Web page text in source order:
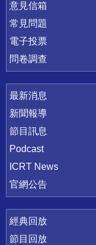
意見信箱
常見問題
電子投票
問卷調查
最新消息
新聞報導
節目訊息
Podcast
ICRT News
官網公告
經典回放
節目回放